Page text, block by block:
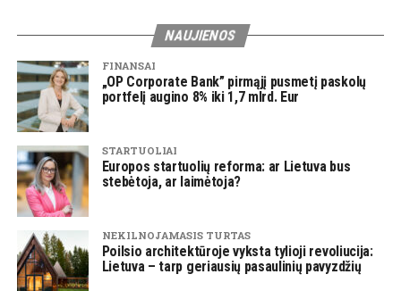
NAUJIENOS
FINANSAI
„OP Corporate Bank” pirmąjį pusmetį paskolų
portfelį augino 8% iki 1,7 mlrd. Eur
STARTUOLIAI
Europos startuolių reforma: ar Lietuva bus
stebėtoja, ar laimėtoja?
NEKILNOJAMASIS TURTAS
Poilsio architektūroje vyksta tylioji revoliucija:
Lietuva – tarp geriausių pasaulinių pavyzdžių